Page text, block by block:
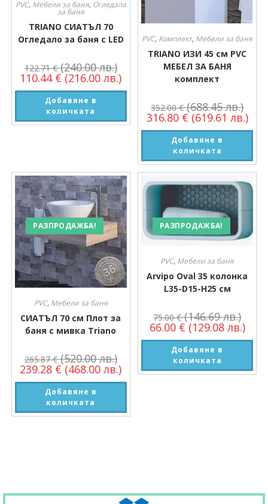
PVC, Мебели за баня, Огледала
за баня
TRIANO СИАТЪЛ 70
Огледало за баня с LED
122.71€ (240.00 лв.)
110.44 € (216.00 лв.)
Добавяне в
количката
PVC, Комплект, Мебели за баня
TRIANO ИЗИ 45 см PVC
МЕБЕЛ ЗА БАНЯ
комплект
352.00€ (688.45 лв.)
316.80 € (619.61 лв.)
Добавяне в
количката
РАЗПРОДАЖБА!
PVC, Мебели за баня
СИАТЪЛ 70 см Плот за
баня с мивка Triano
265.87€ (520.00 лв.)
239.28 € (468.00 лв.)
Добавяне в
количката
РАЗПРОДАЖБА!
PVC, Мебели за баня
Arvipo Oval 35 колонка
L35-D15-H25 см
75.00€ (146.69 лв.)
66.00 € (129.08 лв.)
Добавяне в
количката